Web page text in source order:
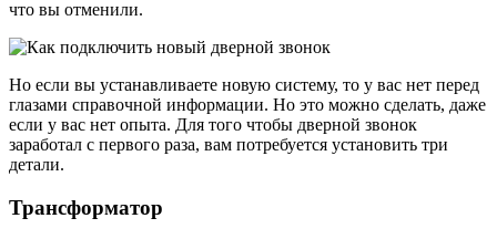
что вы отменили.
Но если вы устанавливаете новую систему, то у вас нет перед
глазами справочной информации. Но это можно сделать, даже
если у вас нет опыта. Для того чтобы дверной звонок
заработал с первого раза, вам потребуется установить три
детали.
Трансформатор